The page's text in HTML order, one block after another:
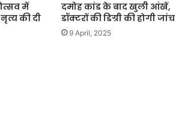
में
की दी
दमोह कांड के बाद खुली आंखें,
डॉक्टरों की डिग्री की होगी जांच
9 April, 2025